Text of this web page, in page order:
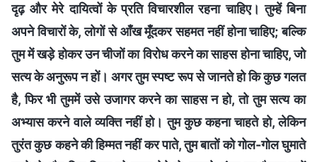
दृढ़ और मेरे दायित्वों के प्रति विचारशील रहना चाहिए। तुम्हें बिना
अपने विचारों के, लोगों से आँख मूँदकर सहमत नहीं होना चाहिए; बल्कि
तुम में खड़े होकर उन चीजों का विरोध करने का साहस होना चाहिए, जो
सत्य के अनुरूप न हों। अगर तुम स्पष्ट रूप से जानते हो कि कुछ गलत
है, फिर भी तुममें उसे उजागर करने का साहस न हो, तो तुम सत्य का
अभ्यास करने वाले व्यक्ति नहीं हो। तुम कुछ कहना चाहते हो, लेकिन
तुरंत कुछ कहने की हिम्मत नहीं कर पाते, तुम बातों को गोल-गोल घुमाते